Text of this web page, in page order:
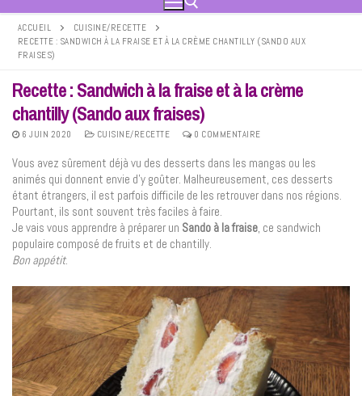
ACCUEIL
CUISINE/RECETTE
RECETTE : SANDWICH À LA FRAISE ET À LA CRÈME CHANTILLY (SANDO AUX
FRAISES)
Recette : Sandwich à la fraise et à la crème
chantilly (Sando aux fraises)
6 JUIN 2020 CUISINE/RECETTE 0 COMMENTAIRE
Vous avez sûrement déjà vu des desserts dans les mangas ou les
animés qui donnent envie d’y goûter. Malheureusement, ces desserts
étant étrangers, il est parfois difficile de les retrouver dans nos régions.
Pourtant, ils sont souvent très faciles à faire.
Je vais vous apprendre à préparer un Sando à la fraise, ce sandwich
populaire composé de fruits et de chantilly.
Bon appétit.